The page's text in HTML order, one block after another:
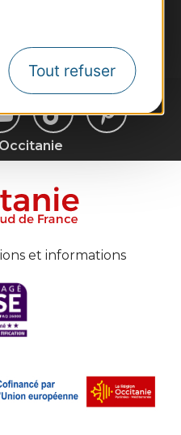
Tout refuser
et informations